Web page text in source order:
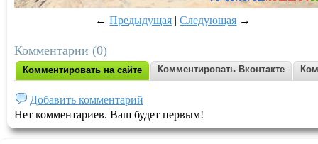
←Предыдущая |Следующая →
Комментарии (0)
Комментировать на сайте Комментировать Вконтакте
Добавить комментарий
Нет комментариев. Ваш будет первым!